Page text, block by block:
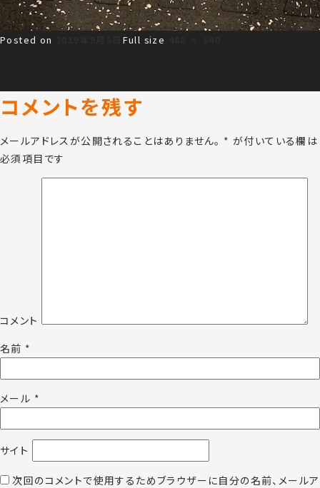
Posted on Full size
コメントを残す
メールアドレスが公開されることはありません。 * が付いている欄は
必須項目です
コメント
名前 *
メール *
サイト
次回のコメントで使用するためブラウザーに自分の名前、メールア